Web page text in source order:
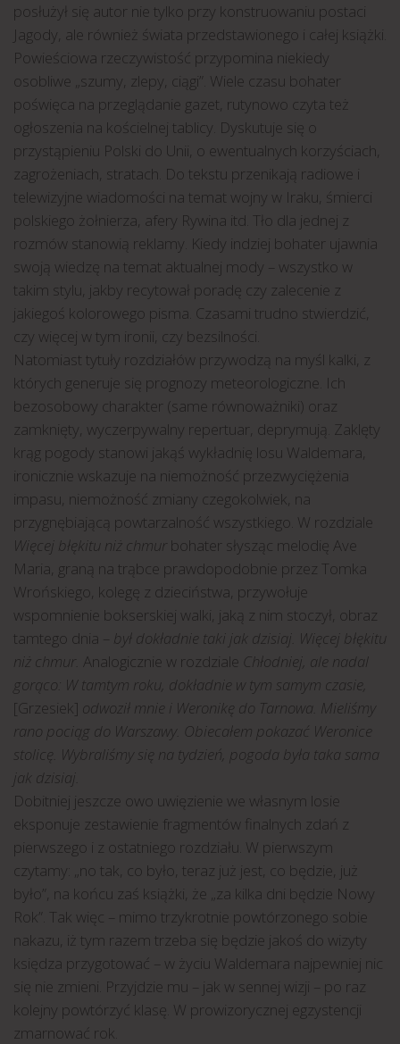
posłużył się autor nie tylko przy konstruowaniu postaci
Jagody, ale również świata przedstawionego i całej książki.
Powieściowa rzeczywistość przypomina niekiedy
osobliwe „szumy, zlepy, ciągi”. Wiele czasu bohater
poświęca na przeglądanie gazet, rutynowo czyta też
ogłoszenia na kościelnej tablicy. Dyskutuje się o
przystąpieniu Polski do Unii, o ewentualnych korzyściach,
zagrożeniach, stratach. Do tekstu przenikają radiowe i
telewizyjne wiadomości na temat wojny w Iraku, śmierci
polskiego żołnierza, afery Rywina itd. Tło dla jednej z
rozmów stanowią reklamy. Kiedy indziej bohater ujawnia
swoją wiedzę na temat aktualnej mody – wszystko w
takim stylu, jakby recytował poradę czy zalecenie z
jakiegoś kolorowego pisma. Czasami trudno stwierdzić,
czy więcej w tym ironii, czy bezsilności.
Natomiast tytuły rozdziałów przywodzą na myśl kalki, z
których generuje się prognozy meteorologiczne. Ich
bezosobowy charakter (same równoważniki) oraz
zamknięty, wyczerpywalny repertuar, deprymują. Zaklęty
krąg pogody stanowi jakąś wykładnię losu Waldemara,
ironicznie wskazuje na niemożność przezwyciężenia
impasu, niemożność zmiany czegokolwiek, na
przygnębiającą powtarzalność wszystkiego. W rozdziale
Więcej błękitu niż chmur bohater słysząc melodię Ave
Maria, graną na trąbce prawdopodobnie przez Tomka
Wrońskiego, kolegę z dzieciństwa, przywołuje
wspomnienie bokserskiej walki, jaką z nim stoczył, obraz
tamtego dnia – był dokładnie taki jak dzisiaj. Więcej błękitu
niż chmur. Analogicznie w rozdziale Chłodniej, ale nadal
gorąco: W tamtym roku, dokładnie w tym samym czasie,
[Grzesiek] odwoził mnie i Weronikę do Tarnowa. Mieliśmy
rano pociąg do Warszawy. Obiecałem pokazać Weronice
stolicę. Wybraliśmy się na tydzień, pogoda była taka sama
jak dzisiaj.
Dobitniej jeszcze owo uwięzienie we własnym losie
eksponuje zestawienie fragmentów finalnych zdań z
pierwszego i z ostatniego rozdziału. W pierwszym
czytamy: „no tak, co było, teraz już jest, co będzie, już
było”, na końcu zaś książki, że „za kilka dni będzie Nowy
Rok”. Tak więc – mimo trzykrotnie powtórzonego sobie
nakazu, iż tym razem trzeba się będzie jakoś do wizyty
księdza przygotować – w życiu Waldemara najpewniej nic
się nie zmieni. Przyjdzie mu – jak w sennej wizji – po raz
kolejny powtórzyć klasę. W prowizorycznej egzystencji
zmarnować rok.